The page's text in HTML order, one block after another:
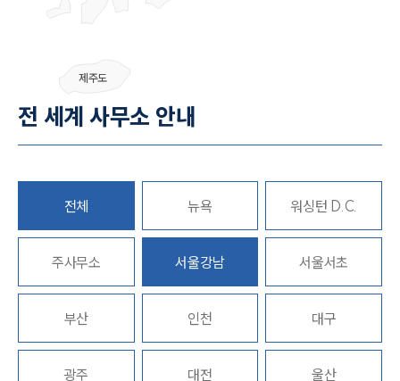
그룹소개
대륜의 강점
오시는 길
고객의 소리
통합검색
AI대륜
업무사례
사례분석/최신동향
법률정보
법률지식인
고객후기
제주도
전 세계 사무소 안내
전체 뉴욕 워싱턴 D.C.
주사무소 서울강남 서울서초
부산 인천 대구
광주 대전 울산